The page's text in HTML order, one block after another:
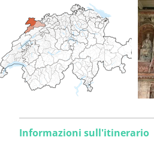
Informazioni sull'itinerario